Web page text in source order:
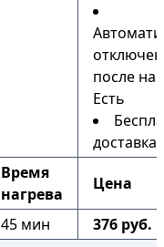
после
Есть
доставка
Время
нагрева
Цена
45 мин 376 руб.